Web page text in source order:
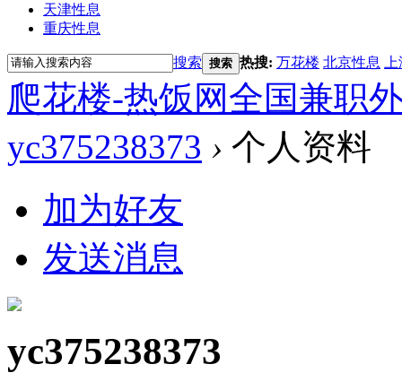
天津性息
重庆性息
搜索 搜索 热搜: 万花楼 北京性息
爬花楼-热饭网全国兼职
yc375238373 › 个人资料
加为好友
发送消息
yc375238373